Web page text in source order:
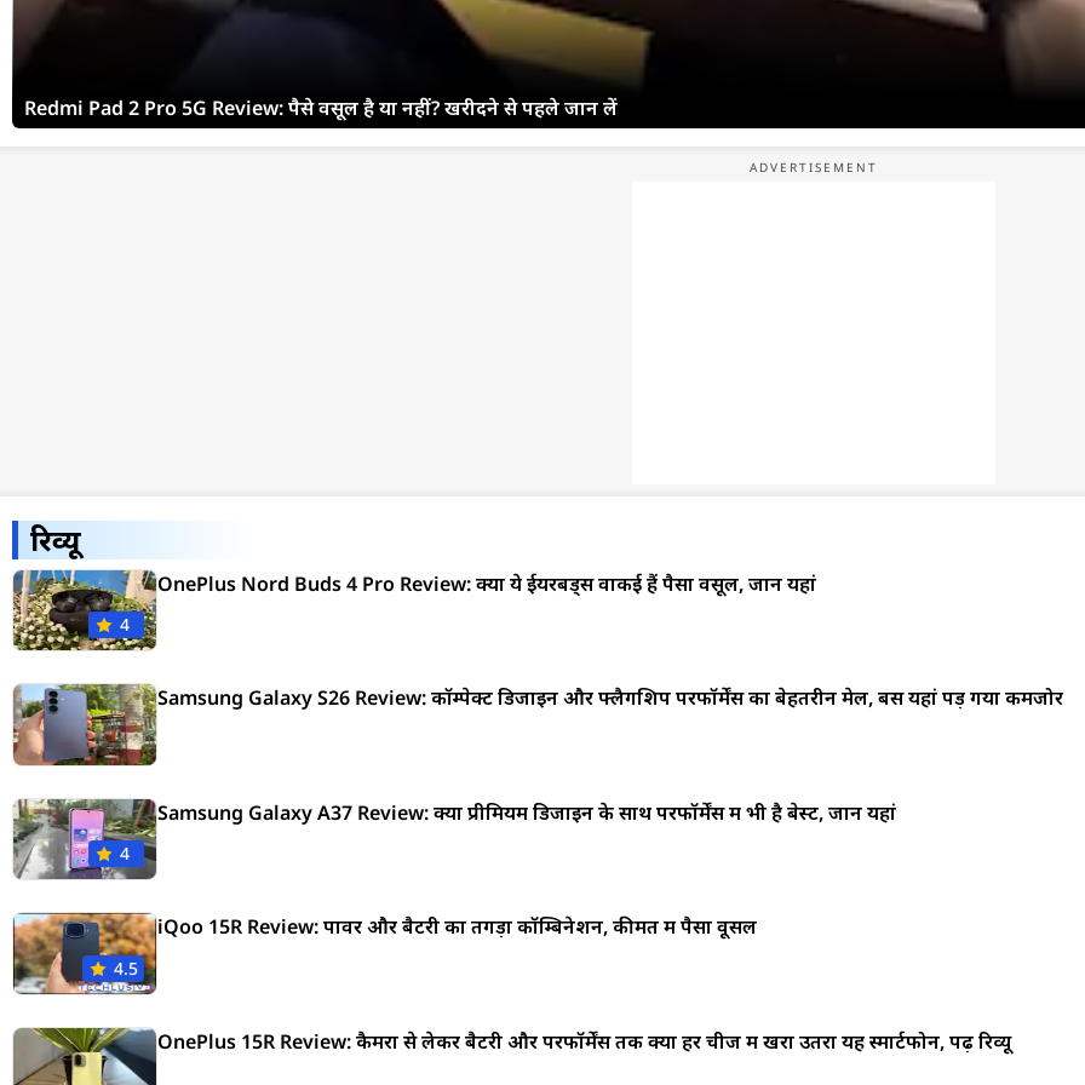
Redmi Pad 2 Pro 5G Review: पैसे वसूल है या नहीं? खरीदने से पहले जान लें
रिव्यू
4
OnePlus Nord Buds 4 Pro Review: क्या ये ईयरबड्स वाकई हैं पैसा वसूल, जानें यहां
Samsung Galaxy S26 Review: कॉम्पेक्ट डिजाइन और फ्लैगशिप परफॉर्मेंस का बेहतरीन मेल, बस यहां पड़ गया कमजोर
4
Samsung Galaxy A37 Review: क्या प्रीमियम डिजाइन के साथ परफॉर्मेंस में भी है बेस्ट, जानें यहां
4.5
iQoo 15R Review: पावर और बैटरी का तगड़ा कॉम्बिनेशन, कीमत में पैसा वूसल
OnePlus 15R Review: कैमरा से लेकर बैटरी और परफॉर्मेंस तक क्या हर चीज में खरा उतरा यह स्मार्टफोन, पढ़ें रिव्यू